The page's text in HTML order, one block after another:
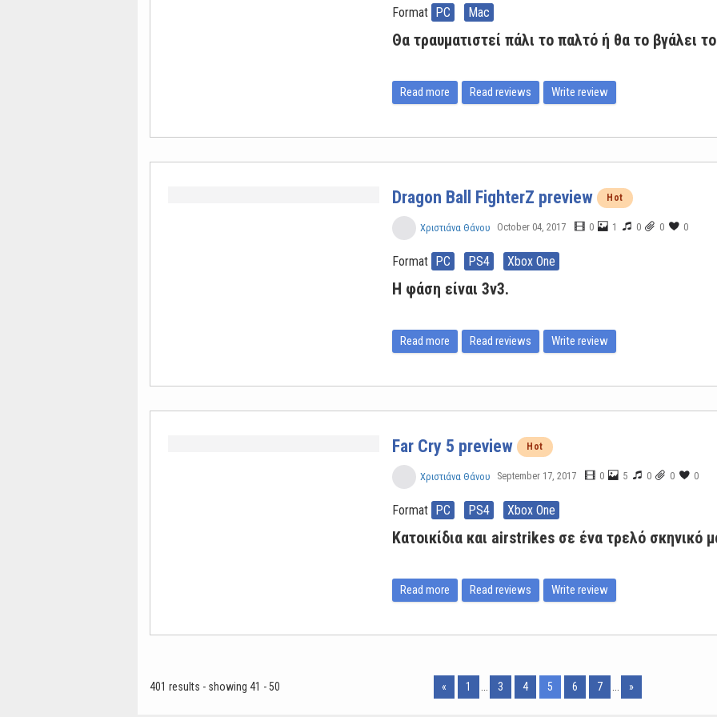
Format PC Mac
Θα τραυματιστεί πάλι το παλτό ή θα το βγάλει
Read more Read reviews Write review
Dragon Ball FighterZ preview Hot
Χριστιάνα Θάνου October 04, 2017 0 1 0 0 0
Format PC PS4 Xbox One
Η φάση είναι 3v3.
Read more Read reviews Write review
Far Cry 5 preview Hot
Χριστιάνα Θάνου September 17, 2017 0 5 0 0 0
Format PC PS4 Xbox One
Κατοικίδια και airstrikes σε ένα τρελό σκηνικό
Read more Read reviews Write review
401 results - showing 41 - 50 « 1 3 4 5 6 7 »